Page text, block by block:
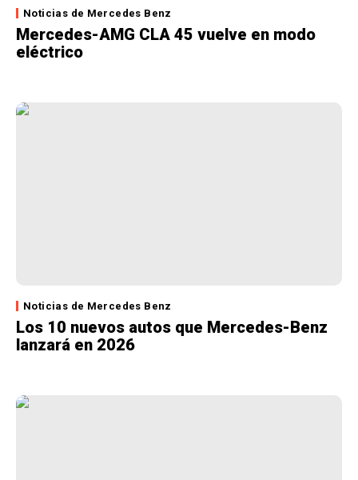
Noticias de Mercedes Benz
Mercedes-AMG CLA 45 vuelve en modo
eléctrico
Noticias de Mercedes Benz
Los 10 nuevos autos que Mercedes-Benz
lanzará en 2026